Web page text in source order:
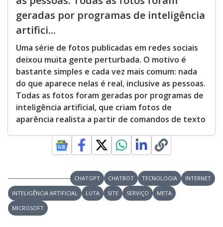
geradas por programas de inteligência
artifici...
Uma série de fotos publicadas em redes sociais
deixou muita gente perturbada. O motivo é
bastante simples e cada vez mais comum: nada
do que aparece nelas é real, inclusive as pessoas.
Todas as fotos foram geradas por programas de
inteligência artificial, que criam fotos de
aparência realista a partir de comandos de texto
CHATGPT CHATBOT TECNOLOGIA
INTERNET
INTELIGÊNCIA ARTIFICIAL
LUTA SITE SERVIÇO
META
MICROSOFT